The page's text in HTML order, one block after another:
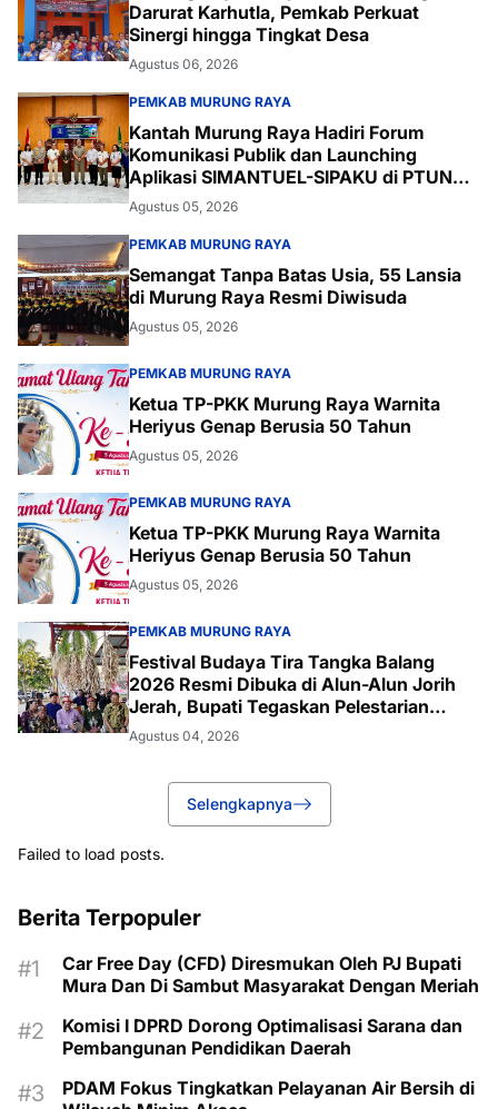
Darurat Karhutla, Pemkab Perkuat
Sinergi hingga Tingkat Desa
Agustus 06, 2026
PEMKAB MURUNG RAYA
Kantah Murung Raya Hadiri Forum
Komunikasi Publik dan Launching
Aplikasi SIMANTUEL-SIPAKU di PTUN
Palangka Raya
Agustus 05, 2026
PEMKAB MURUNG RAYA
Semangat Tanpa Batas Usia, 55 Lansia
di Murung Raya Resmi Diwisuda
Agustus 05, 2026
PEMKAB MURUNG RAYA
Ketua TP-PKK Murung Raya Warnita
Heriyus Genap Berusia 50 Tahun
Agustus 05, 2026
PEMKAB MURUNG RAYA
Ketua TP-PKK Murung Raya Warnita
Heriyus Genap Berusia 50 Tahun
Agustus 05, 2026
PEMKAB MURUNG RAYA
Festival Budaya Tira Tangka Balang
2026 Resmi Dibuka di Alun-Alun Jorih
Jerah, Bupati Tegaskan Pelestarian
Budaya
Agustus 04, 2026
Selengkapnya
Failed to load posts.
Berita Terpopuler
Car Free Day (CFD) Diresmukan Oleh PJ Bupati
Mura Dan Di Sambut Masyarakat Dengan Meriah
Komisi I DPRD Dorong Optimalisasi Sarana dan
Pembangunan Pendidikan Daerah
PDAM Fokus Tingkatkan Pelayanan Air Bersih di